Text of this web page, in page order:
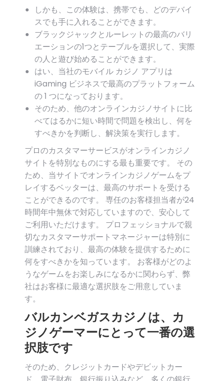
しかも、この体験は、携帯でも、どのデバイ
スでも手に入れることができます。
ブラックジャックとルーレットの最高のバリ
エーションの1つとテーブルを選択して、実際
の人と遊び始めることができます。
はい、当社のモバイル カジノ アプリは
iGaming ビジネスで最高のプラットフォーム
の 1 つになっております。
そのため、他のオンラインカジノサイトに比
べてはるかに短い時間で問題を検出し、何を
すべきかを判断し、解決策を実行します。
プロのカスタマーサービスがオンラインカジノ
サイトを特別なものにする最も重要です。 その
ため、当サイトでオンラインカジノゲームをプ
レイするベッターは、最高のサポートを受ける
ことができるのです。 専任のお客様担当者が24
時間年中無休で対応していますので、安心して
ご利用いただけます。 プロフェッショナルで親
切なカスタマーサポートマネージャーは特別に
訓練されており、最高の体験を提供するために
何をすべきかを知っています。 お客様がどのよ
うなゲームをお楽しみになるかに関わらず、弊
社はお客様に最適な選択肢をご用意していま
す。
バルカンベガスカジノは、カ
ジノゲーマーにとって一番の選
択肢です
そのため、クレジットカードやデビットカー